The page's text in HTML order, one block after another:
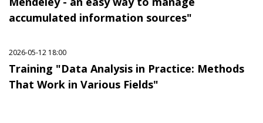
accumulated information sources"
2026-05-12 18:00
Training "Data Analysis in Practice: Methods
That Work in Various Fields"